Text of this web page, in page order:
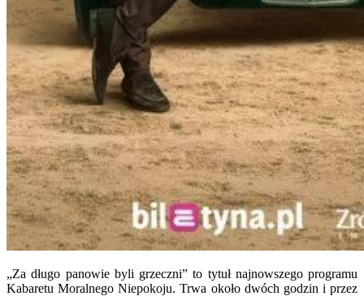
„Za długo panowie byli grzeczni” to tytuł najnowszego programu
Kabaretu Moralnego Niepokoju. Trwa około dwóch godzin i przez